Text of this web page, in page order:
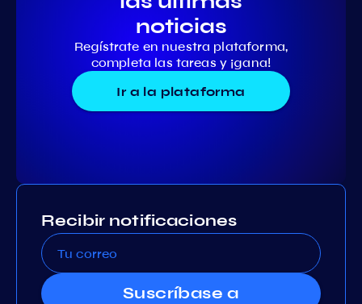
noticias
Regístrate en nuestra plataforma,
completa las tareas y ¡gana!
Ir a la plataforma
Recibir notificaciones
Suscríbase a